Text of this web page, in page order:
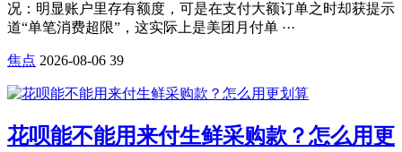
况：明显账户里存有额度，可是在支付大额订单之时却获提示
道“单笔消费超限”，这实际上是美团月付单 ···
焦点 2026-08-06 39
花呗能不能用来付生鲜采购款？怎么用更